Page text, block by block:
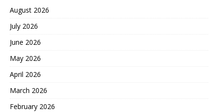
August 2026
July 2026
June 2026
May 2026
April 2026
March 2026
February 2026